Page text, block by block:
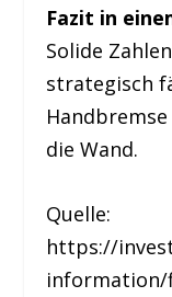
Fazit in
Solide
strategisch
die Wand.
Quelle:
https://
information/